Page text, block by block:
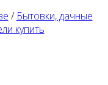
/ Бытовки, дачные
купить